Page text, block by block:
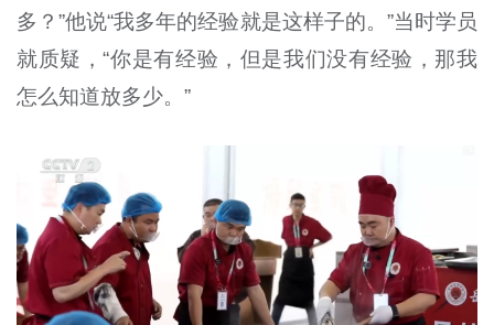
多？”他说“我多年的经验就是这样子的。”当时学员
就质疑，“你是有经验，但是我们没有经验，那我
怎么知道放多少。”